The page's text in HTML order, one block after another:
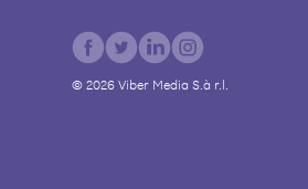
© 2026Viber Media S.à r.l.